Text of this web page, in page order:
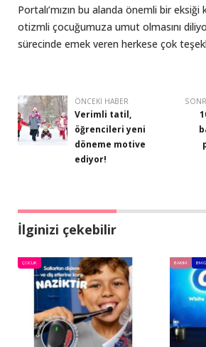
Portalı’mızın bu alanda önemli bir
otizmli çocuğumuza umut olmasını
sürecinde emek veren herkese çok
ÖNCEKI HABER
Verimli tatil,
öğrencileri yeni
döneme motive
ediyor!
İlginizi çekebilir
ÇOCUK BAKIM BM